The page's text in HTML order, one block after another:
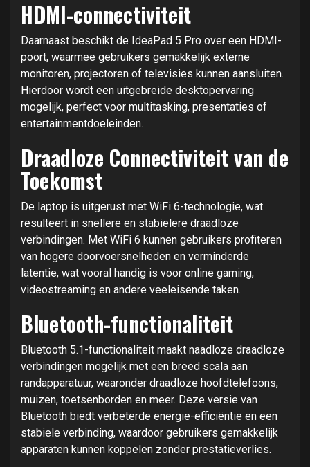
HDMI-connectiviteit
Daarnaast beschikt de IdeaPad 5 Pro over een HDMI-
poort, waarmee gebruikers gemakkelijk externe
monitoren, projectoren of televisies kunnen aansluiten.
Hierdoor wordt een uitgebreide desktopervaring
mogelijk, perfect voor multitasking, presentaties of
entertainmentdoeleinden.
Draadloze Connectiviteit van de
Toekomst
De laptop is uitgerust met WiFi 6-technologie, wat
resulteert in snellere en stabielere draadloze
verbindingen. Met WiFi 6 kunnen gebruikers profiteren
van hogere doorvoersnelheden en verminderde
latentie, wat vooral handig is voor online gaming,
videostreaming en andere veeleisende taken.
Bluetooth-functionaliteit
Bluetooth 5.1-functionaliteit maakt naadloze draadloze
verbindingen mogelijk met een breed scala aan
randapparatuur, waaronder draadloze hoofdtelefoons,
muizen, toetsenborden en meer. Deze versie van
Bluetooth biedt verbeterde energie-efficiëntie en een
stabiele verbinding, waardoor gebruikers gemakkelijk
apparaten kunnen koppelen zonder prestatieverlies.